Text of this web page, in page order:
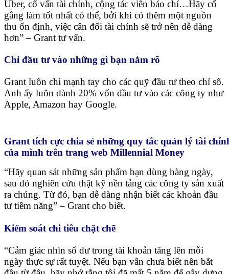
Uber, cố vấn tài chính, cộng tác viên báo chí…Hãy cố
gắng làm tốt nhất có thể, bởi khi có thêm một nguồn
thu ổn định, việc cân đối tài chính sẽ trở nên dễ dàng
hơn” – Grant tư vấn.
Chỉ đầu tư vào những gì bạn nắm rõ
Grant luôn chi mạnh tay cho các quỹ đầu tư theo chỉ số.
Anh ấy luôn dành 20% vốn đầu tư vào các công ty như
Apple, Amazon hay Google.
Grant tích cực chia sẻ những quy tắc quản lý tài
của mình trên trang web Millennial Money
“Hãy quan sát những sản phẩm bạn dùng hàng ngày,
sau đó nghiên cứu thật kỹ nền tảng các công ty sản xuất
ra chúng. Từ đó, bạn dễ dàng nhận biết các khoản đầu
tư tiềm năng” – Grant cho biết.
Kiểm soát chi tiêu chặt chẽ
“Cảm giác nhìn số dư trong tài khoản tăng lên mỗi
ngày thực sự rất tuyệt. Nếu bạn vẫn chưa biết nên bắt